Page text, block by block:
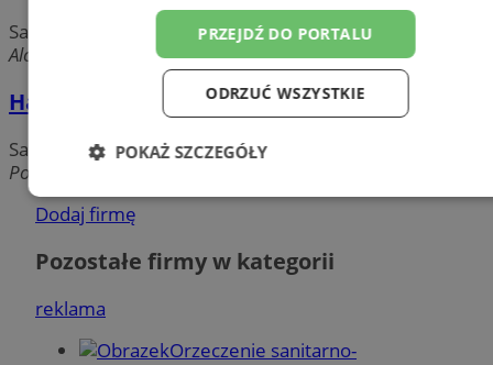
Sale bankietowe i weselne
Alojzjanów, 41-902 Bytom
Happiness Management
Sale bankietowe i weselne
Podhalańska, 41-907 Bytom
Dodaj firmę
Pozostałe firmy w kategorii
reklama
Orzeczenie sanitarno-
PRZEJDŹ DO PORTALU
ODRZUĆ WSZYSTKIE
POKAŻ SZCZEGÓŁY
Niezbędne Wydajność Targetowanie